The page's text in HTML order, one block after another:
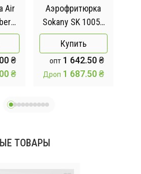
₴
₴
Аэрофритюрка
Sokany SK 10052
1700W Аэрогриль
безмасляная
мультипечь для
приготовления
Купить
опт1 642.50 ₴
Дроп 1 687.50 ₴
ТОВАРЫ